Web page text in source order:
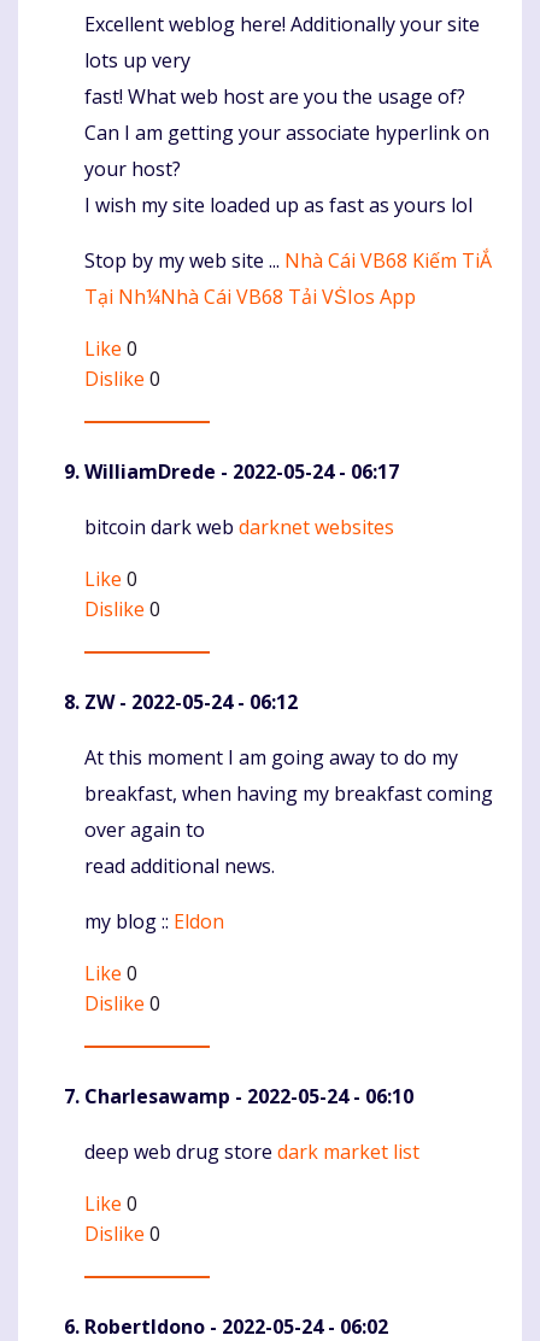
Komentaras
Excellent weblog here! Additionally your site
lots up very
fast! What web host are you the usage of?
Can I am getting your associate hyperlink on
your host?
I wish my site loaded up as fast as yours lol
Stop by my web site ... Nhà Cái VB68 Kiếm TiẮ
Tại Nh¼Nhà Cái VB68 Tải VṠIos App
Like 0
Dislike 0
WilliamDrede - 2022-05-24 - 06:17
Komentaras
bitcoin dark web darknet websites
Like 0
Dislike 0
ZW- 2022-05-24 - 06:12
Komentaras
At this moment I am going away to do my
breakfast, when having my breakfast coming
over again to
read additional news.
my blog :: Eldon
Like 0
Dislike 0
Charlesawamp - 2022-05-24 - 06:10
Komentaras
deep web drug store dark market list
Like 0
Dislike 0
RobertIdono - 2022-05-24 - 06:02